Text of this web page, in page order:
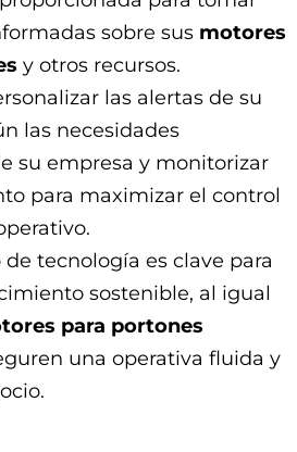
sobre sus motores
y otros recursos.
las alertas de su
las necesidades
su empresa y monitorizar
para maximizar el control
tecnología es clave para
sostenible, al igual
para portones
una operativa fluida y